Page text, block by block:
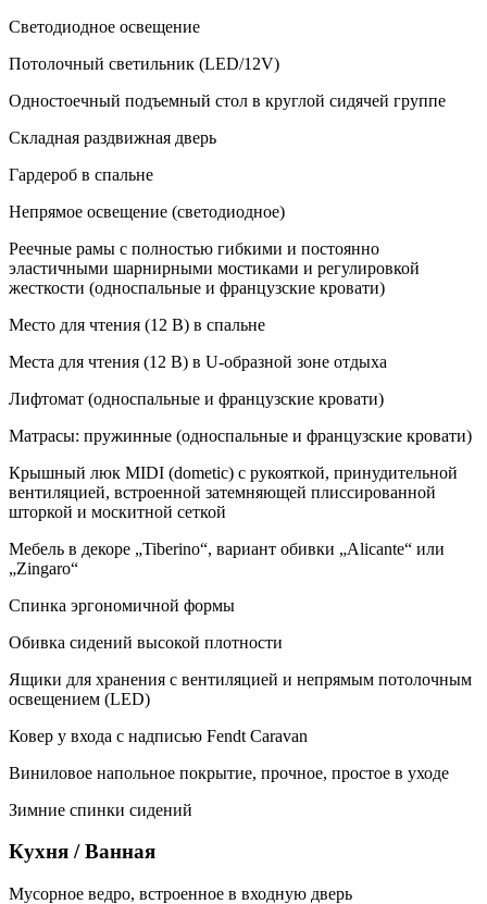
Светодиодное освещение
Потолочный светильник (LED/12V)
Одностоечный подъемный стол в круглой сидячей группе
Складная раздвижная дверь
Гардероб в спальне
Непрямое освещение (светодиодное)
Реечные рамы с полностью гибкими и постоянно
эластичными шарнирными мостиками и регулировкой
жесткости (односпальные и французские кровати)
Место для чтения (12 В) в спальне
Места для чтения (12 В) в U-образной зоне отдыха
Лифтомат (односпальные и французские кровати)
Матрасы: пружинные (односпальные и французские кровати)
Крышный люк MIDI (dometic) с рукояткой, принудительной
вентиляцией, встроенной затемняющей плиссированной
шторкой и москитной сеткой
Мебель в декоре „Tiberino“, вариант обивки „Alicante“ или
„Zingaro“
Спинка эргономичной формы
Обивка сидений высокой плотности
Ящики для хранения с вентиляцией и непрямым потолочным
освещением (LED)
Ковер у входа с надписью Fendt Caravan
Виниловое напольное покрытие, прочное, простое в уходе
Зимние спинки сидений
Кухня / Ванная
Мусорное ведро, встроенное в входную дверь